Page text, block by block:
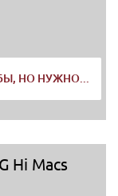
НО НУЖНО...
Hi Macs